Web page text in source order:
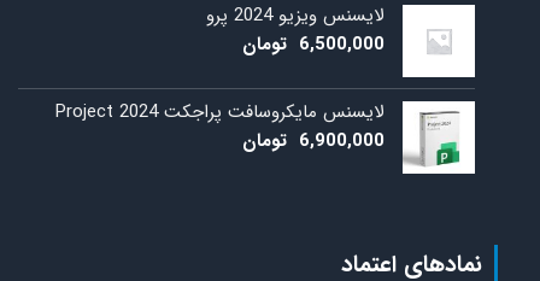
لایسنس ویزیو 2024 پرو
6,500,000 تومان
لایسنس مایکروسافت پراجکت 2024 Project
6,900,000 تومان
نمادهای اعتماد